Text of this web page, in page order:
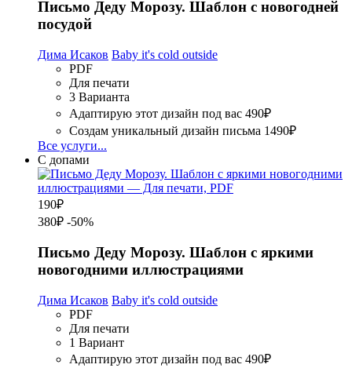
Письмо Деду Морозу. Шаблон с новогодней
посудой
Дима Исаков Baby it's cold outside
PDF
Для печати
3 Варианта
Адаптирую этот дизайн под вас 490₽
Создам уникальный дизайн письма 1490₽
Все услуги...
С допами
190₽
380₽ -50%
Письмо Деду Морозу. Шаблон с яркими
новогодними иллюстрациями
Дима Исаков Baby it's cold outside
PDF
Для печати
1 Вариант
Адаптирую этот дизайн под вас 490₽